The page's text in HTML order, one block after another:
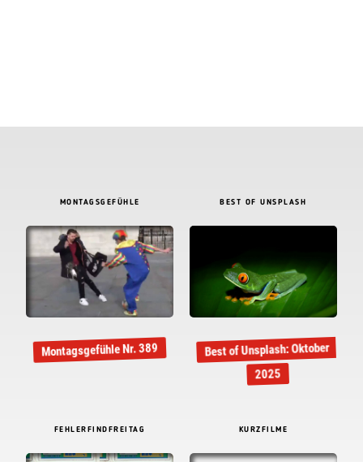
MONTAGSGEFÜHLE
Montagsgefühle Nr. 389
BEST OF UNSPLASH
Best of Unsplash: Oktober
2025
FEHLERFINDFREITAG KURZFILME